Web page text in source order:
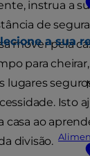
a sua
instrua a
de
mover pela
para
lugares
Isto
casa ao
divisão.